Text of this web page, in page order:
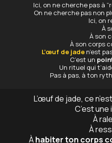
Ici, on ne cherche pas à
On ne cherche pas non
Ici, on
À
À son
À son corps
L’œuf de jaden’est
C’est un
Un rituel qui
Pas à pas, à ton
L’œuf de jade, ce
C’est
À
À
Àhabiter ton corps